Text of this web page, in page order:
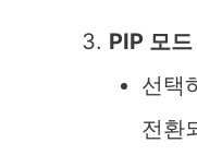
PIP 모
선택
전환